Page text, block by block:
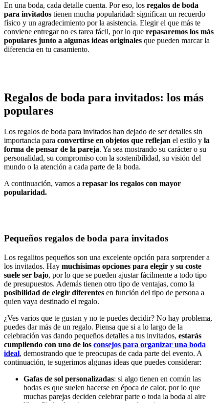
En una boda, cada detalle cuenta. Por eso, los regalos de boda
para invitados tienen mucha popularidad: significan un recuerdo
físico y un agradecimiento por la asistencia. Elegir el que más te
conviene entregar no es tarea fácil, por lo que repasaremos los más
populares junto a algunas ideas originales que pueden marcar la
diferencia en tu casamiento.
Regalos de boda para invitados: los más
populares
Los regalos de boda para invitados han dejado de ser detalles sin
importancia para convertirse en objetos que reflejan el estilo y la
forma de pensar de la pareja. Ya sea mostrando su carácter o su
personalidad, su compromiso con la sostenibilidad, su visión del
mundo o la atención a cada parte de la boda.
A continuación, vamos a repasar los regalos con mayor
popularidad.
Pequeños regalos de boda para invitados
Los regalitos pequeños son una excelente opción para sorprender a
los invitados. Hay muchísimas opciones para elegir y su coste
suele ser bajo, por lo que se pueden ajustar fácilmente a todo tipo
de presupuestos. Además tienen otro tipo de ventajas, como la
posibilidad de elegir diferentes en función del tipo de persona a
quien vaya destinado el regalo.
¿Ves varios que te gustan y no te puedes decidir? No hay problema,
puedes dar más de un regalo. Piensa que si a lo largo de la
celebración vas dando pequeños detalles a tus invitados, estarás
cumpliendo con uno de los consejos para organizar una boda
ideal, demostrando que te preocupas de cada parte del evento. A
continuación, te sugerimos algunas ideas que puedes considerar:
Gafas de sol personalizadas: si algo tienen en común las
bodas es que suelen hacerse en época de calor, por lo que
muchas parejas deciden celebrar parte o toda la boda al aire